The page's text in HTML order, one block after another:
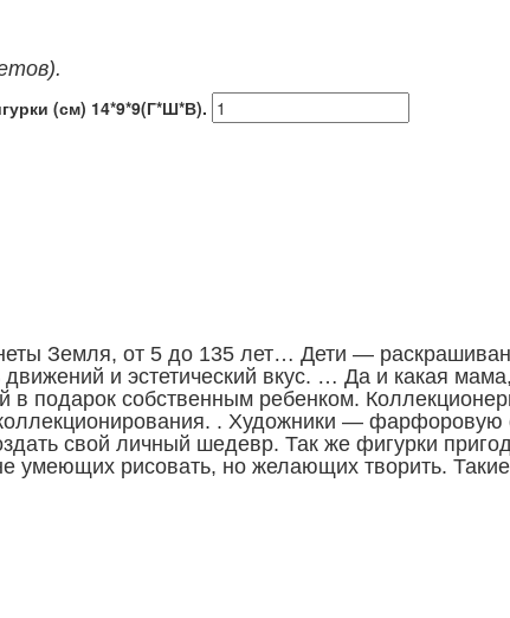
(см) 14*9*9(Г*Ш*В).
Земля, от 5 до 135 лет… Дети —
и эстетический вкус. … Да и какая
подарок собственным ребенком.
. Художники — фарфоровую
свой личный шедевр. Так же фигурки
рисовать, но желающих творить. Такие